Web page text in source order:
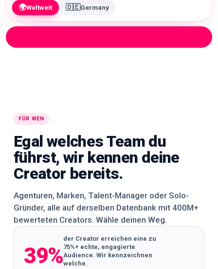
🌍Weltweit 🇩🇪Germany
FITNESS
BEAUTY
780K+ Creator
REISEN
In der App ansehen
LIFESTYLE
910K+ Creator
GESUNDHEIT GAMING WELLNESS
TECH MAMA SPORT
🌍WELTWEIT
FINANZEN
🌍WELTWEIT
HAUSTIERE
🌍WELTWEIT
MUSIK
FÜR WEN
Egal welches Team du
führst, wir kennen deine
Creator bereits.
Agenturen, Marken, Talent-Manager oder Solo-
Gründer, alle auf derselben Datenbank mit 400M+
bewerteten Creators. Wähle deinen Weg.
39%
der Creator erreichen eine zu
75%+ echte, engagierte
Audience. Wir kennzeichnen
welche.